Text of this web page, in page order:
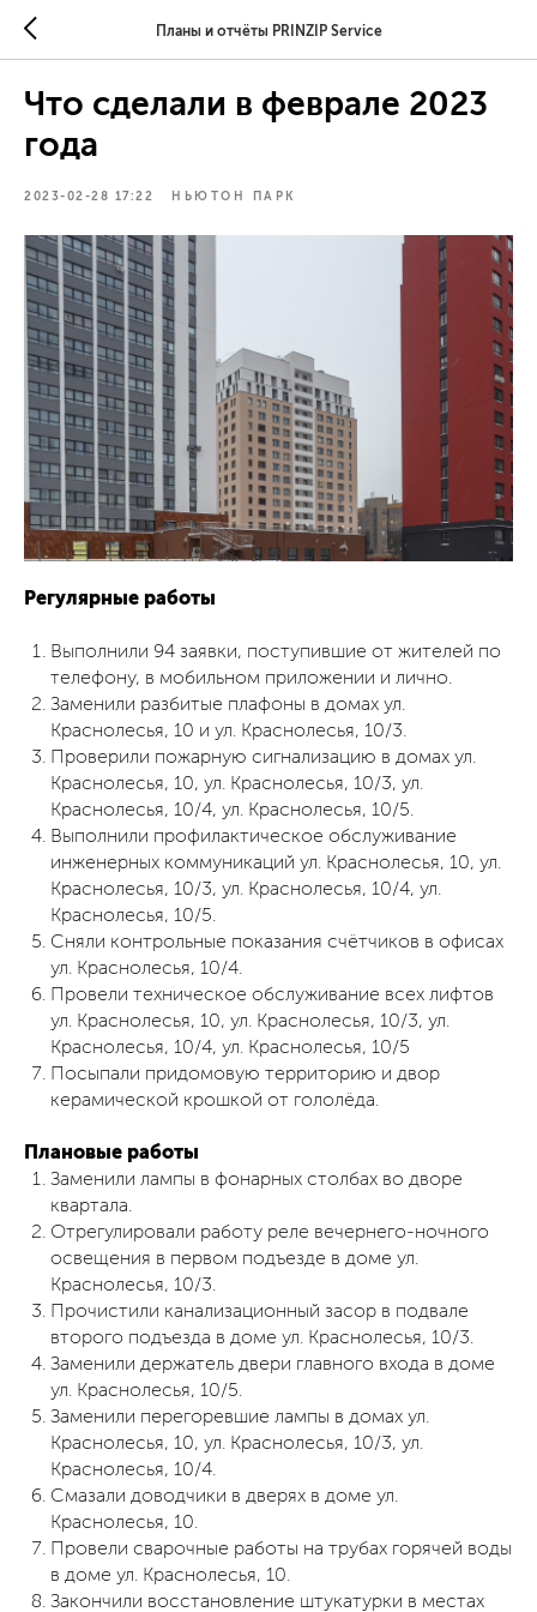
Планы и отчёты PRINZIP Service
Что сделали в феврале 2023
года
2023-02-28 17:22 НЬЮТОН ПАРК
Регулярные работы
Выполнили 94 заявки, поступившие от жителей по
телефону, в мобильном приложении и лично.
Заменили разбитые плафоны в домах ул.
Краснолесья, 10 и ул. Краснолесья, 10/3.
Проверили пожарную сигнализацию в домах ул.
Краснолесья, 10, ул. Краснолесья, 10/3, ул.
Краснолесья, 10/4, ул. Краснолесья, 10/5.
Выполнили профилактическое обслуживание
инженерных коммуникаций ул. Краснолесья, 10, ул.
Краснолесья, 10/3, ул. Краснолесья, 10/4, ул.
Краснолесья, 10/5.
Сняли контрольные показания счётчиков в офисах
ул. Краснолесья, 10/4.
Провели техническое обслуживание всех лифтов
ул. Краснолесья, 10, ул. Краснолесья, 10/3, ул.
Краснолесья, 10/4, ул. Краснолесья, 10/5
Посыпали придомовую территорию и двор
керамической крошкой от гололёда.
Плановые работы
Заменили лампы в фонарных столбах во дворе
квартала.
Отрегулировали работу реле вечернего-ночного
освещения в первом подъезде в доме ул.
Краснолесья, 10/3.
Прочистили канализационный засор в подвале
второго подъезда в доме ул. Краснолесья, 10/3.
Заменили держатель двери главного входа в доме
ул. Краснолесья, 10/5.
Заменили перегоревшие лампы в домах ул.
Краснолесья, 10, ул. Краснолесья, 10/3, ул.
Краснолесья, 10/4.
Смазали доводчики в дверях в доме ул.
Краснолесья, 10.
Провели сварочные работы на трубах горячей воды
в доме ул. Краснолесья, 10.
Закончили восстановление штукатурки в местах